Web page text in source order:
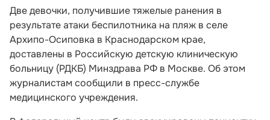
Две девочки, получившие тяжелые ранения в
результате атаки беспилотника на пляж в селе
Архипо-Осиповка в Краснодарском крае,
доставлены в Российскую детскую клиническую
больницу (РДКБ) Минздрава РФ в Москве. Об этом
журналистам сообщили в пресс-службе
медицинского учреждения.